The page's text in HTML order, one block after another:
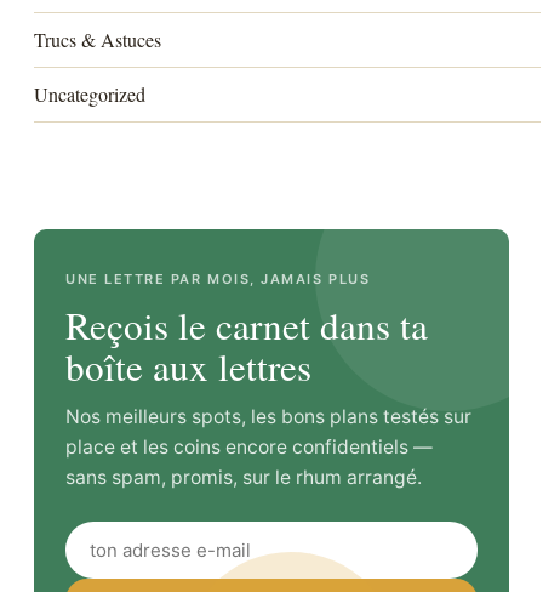
Trucs & Astuces
Uncategorized
UNE LETTRE PAR MOIS, JAMAIS PLUS
Reçois le carnet dans ta
boîte aux lettres
Nos meilleurs spots, les bons plans testés sur
place et les coins encore confidentiels —
sans spam, promis, sur le rhum arrangé.